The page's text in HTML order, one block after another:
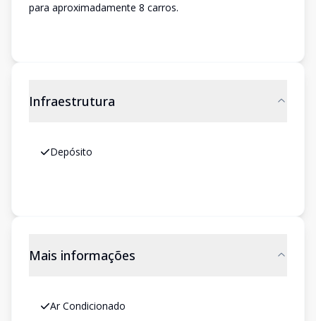
para aproximadamente 8 carros.
Infraestrutura
Depósito
Mais informações
Ar Condicionado